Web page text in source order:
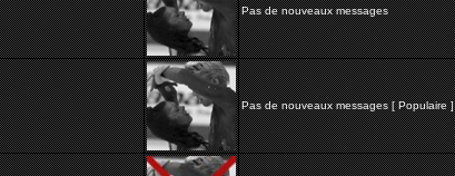
Pas de nouveaux messages
Pas de nouveaux messages [ Populaire ]